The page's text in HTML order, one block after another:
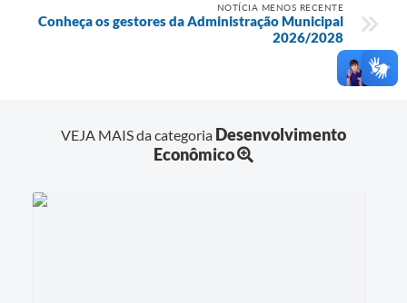
NOTÍCIA MENOS RECENTE
Conheça os gestores da Administração Municipal
2026/2028
VEJA MAIS da categoria Desenvolvimento
Econômico